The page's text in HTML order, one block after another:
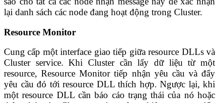
lại danh sách các node đang hoạt động trong Cluster.
Resource Monitor
Cung cấp một interface giao tiếp giữa resource DLLs và
Cluster service. Khi Cluster cần lấy dữ liệu từ một
resource, Resource Monitor tiếp nhận yêu cầu và đẩy
yêu cầu đó tới resource DLL thích hợp. Ngược lại, khi
một resource DLL cần báo cáo trạng thái của nó hoặc